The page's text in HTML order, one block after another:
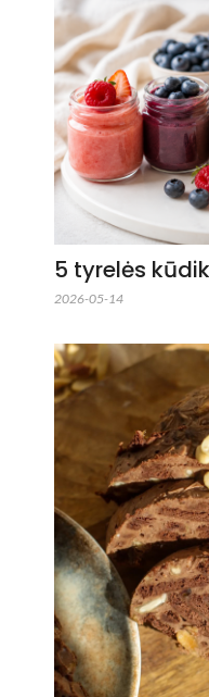
5 tyrelės
2026-05-14